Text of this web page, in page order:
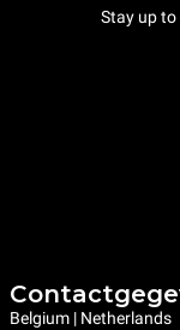
Stay up to
Belgium | Netherlands